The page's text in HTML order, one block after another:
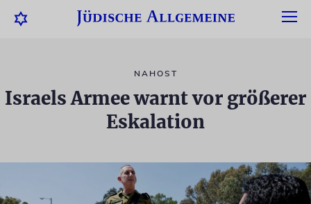
NAHOST
Israels Armee warnt vor größerer
Eskalation